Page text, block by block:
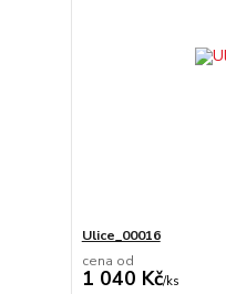
Ulice_00016
cena od
1 040 Kč/ks